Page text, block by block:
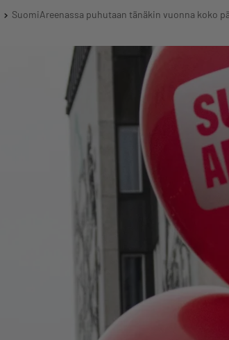
SuomiAreenassa puhutaan tänäkin vuonna koko